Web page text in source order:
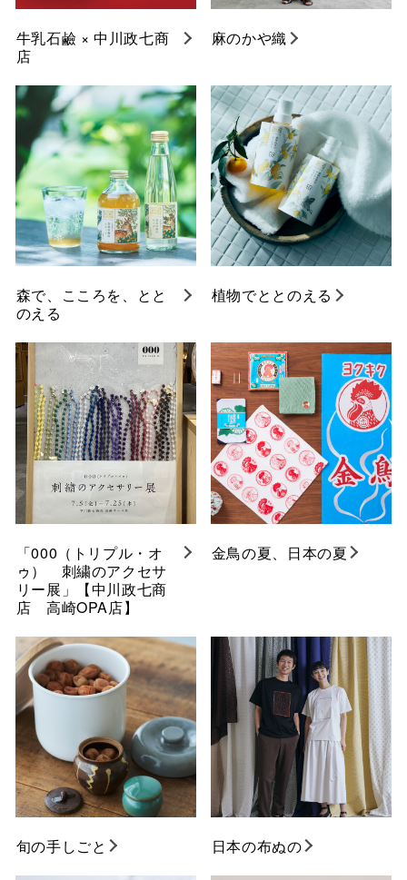
牛乳石鹼 × 中川政七商
店
麻のかや織
森で、こころを、とと
のえる
植物でととのえる
「000（トリプル・オ
ゥ） 刺繍のアクセサ
リー展」【中川政七商
店 高崎OPA店】
金鳥の夏、日本の夏
旬の手しごと 日本の布ぬの